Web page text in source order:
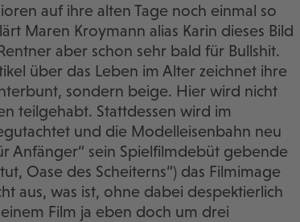
auf ihre alten Tage noch einmal so
Maren Kroymann alias Karin dieses Bild
aber schon sehr bald für Bullshit.
über das Leben im Alter zeichnet ihre
sondern beige. Hier wird nicht
teilgehabt. Stattdessen wird im
und die Modelleisenbahn neu
Anfänger“ sein Spielfilmdebüt gebende
Oase des Scheiterns“) das Filmimage
aus, was ist, ohne dabei despektierlich
Film ja eben doch um drei